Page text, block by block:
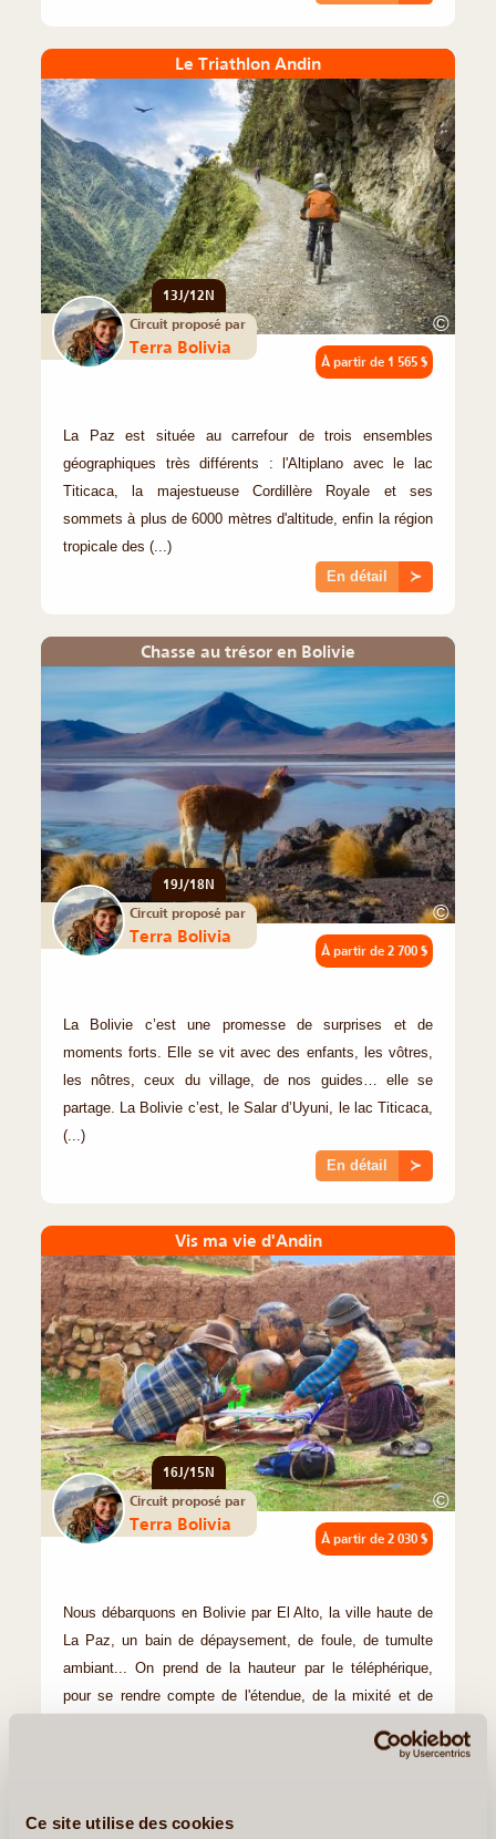
Ce site utilise des cookies
Le Triathlon Andin
©
13J/12N
Circuit proposé par
Terra Bolivia
À partir de 1 565 $
La Paz est située au carrefour de trois ensembles
géographiques très différents : l'Altiplano avec le lac
Titicaca, la majestueuse Cordillère Royale et ses
sommets à plus de 6000 mètres d'altitude, enfin la région
tropicale des (...)
En détail ≻
Chasse au trésor en Bolivie
©
19J/18N
Circuit proposé par
Terra Bolivia
À partir de 2 700 $
La Bolivie c’est une promesse de surprises et de
moments forts. Elle se vit avec des enfants, les vôtres,
les nôtres, ceux du village, de nos guides… elle se
partage. La Bolivie c’est, le Salar d’Uyuni, le lac Titicaca,
(...)
En détail ≻
Vis ma vie d'Andin
©
16J/15N
Circuit proposé par
Terra Bolivia
À partir de 2 030 $
Nous débarquons en Bolivie par El Alto, la ville haute de
La Paz, un bain de dépaysement, de foule, de tumulte
ambiant... On prend de la hauteur par le téléphérique,
pour se rendre compte de l'étendue, de la mixité et de
En détail ≻
Caravane Andine